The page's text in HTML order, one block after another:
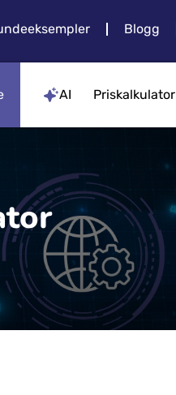
Blogg
AI Priskalkulator